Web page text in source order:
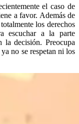
el caso de
a favor. Además de
los derechos
escuchar a la parte
la decisión. Preocupa
no se respetan ni los